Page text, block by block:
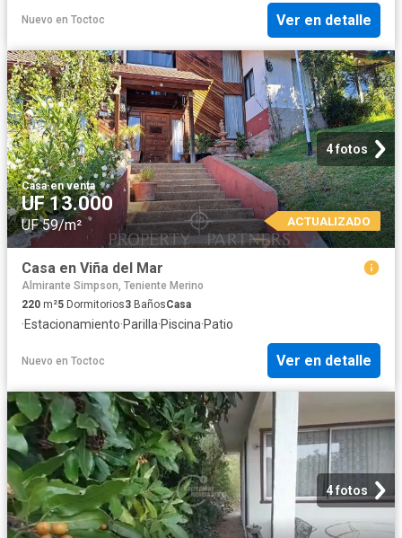
Nuevo en Toctoc Ver en detalle
4 fotos
Casa·en venta
UF 13.000
UF 59/m² ACTUALIZADO
Casa en Viña del Mar
Almirante Simpson, Teniente Merino
220 m²5 Dormitorios3 BañosCasa
·Estacionamiento·Parilla·Piscina·Patio
Nuevo en Toctoc Ver en detalle
4 fotos